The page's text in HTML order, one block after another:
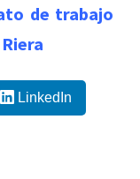
de trabajo
LinkedIn